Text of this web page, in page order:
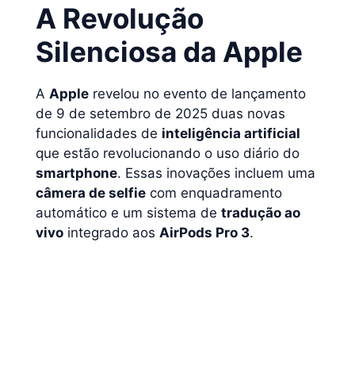
A Revolução
Silenciosa da Apple
A Apple revelou no evento de lançamento
de 9 de setembro de 2025 duas novas
funcionalidades de inteligência artificial
que estão revolucionando o uso diário do
smartphone. Essas inovações incluem uma
câmera de selfie com enquadramento
automático e um sistema de tradução ao
vivo integrado aos AirPods Pro 3.